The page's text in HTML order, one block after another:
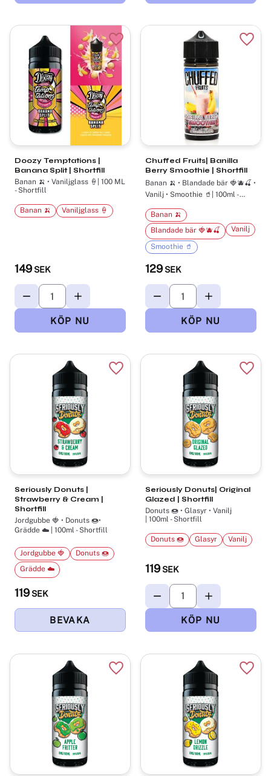
Doozy Temptations |
Banana Split | Shortfill
Banan 🍌 • Vaniljglass 🍦| 100 ML
- Shortfill
149 SEK
Banan 🍌 Vaniljglass 🍦
Lägg till i favoriter
Chuffed Fruits| Banilla
Berry Smoothie | Shortfill
Banan 🍌 • Blandade bär 🍓🫐🍒 •
Vanilj • Smoothie 🥤| 100ml -
129 SEK
Banan 🍌
Blandade bär 🍓🫐🍒
Vanilj
Smoothie 🥤
Seriously Donuts |
Strawberry & Cream |
Shortfill
Jordgubbe 🍓 • Donuts 🍩•
Grädde ☁️ | 100ml - Shortfill
119 SEK
Jordgubbe 🍓
Donuts 🍩
Grädde ☁️
Lägg till i favoriter
Seriously Donuts| Original
Glazed | Shortfill
Donuts 🍩 • Glasyr • Vanilj
| 100ml - Shortfill
119 SEK
Donuts 🍩 Glasyr Vanilj
Lägg till i favoriter